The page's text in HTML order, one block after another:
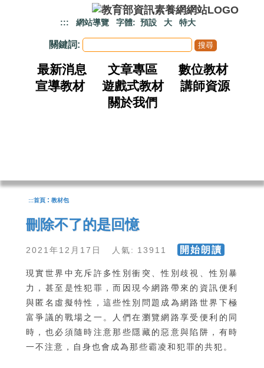
::: 網站導覽 字體: 預設 大 特大
關鍵詞:
最新消息 文章專區
數位教材
宣導教材
遊戲式教材
講師資源
關於我們
:::首頁 : 教材包
刪除不了的是回憶
2021年12月17日 人氣: 13911 開始朗讀
現實世界中充斥許多性別衝突、性別歧視、性別暴
力，甚至是性犯罪，而因現今網路帶來的資訊便利
與匿名虛擬特性，這些性別問題成為網路世界下極
富爭議的戰場之一。人們在瀏覽網路享受便利的同
時，也必須隨時注意那些隱藏的惡意與陷阱，有時
一不注意，自身也會成為那些霸凌和犯罪的共犯。